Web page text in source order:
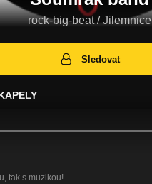
rock-big-beat / Jilemnice
Sledovat
tak s muzikou!